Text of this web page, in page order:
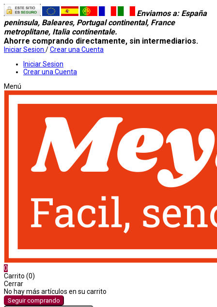
Enviamos a: España
peninsula, Baleares, Portugal continental, France
metroplitane, Italia continentale.
Ahorre comprando directamente, sin intermediarios.
Iniciar Sesion /Crear una Cuenta
Iniciar Sesion
Crear una Cuenta
Menú
0
Carrito (0)
Cerrar
No hay más artículos en su carrito
Seguir comprando